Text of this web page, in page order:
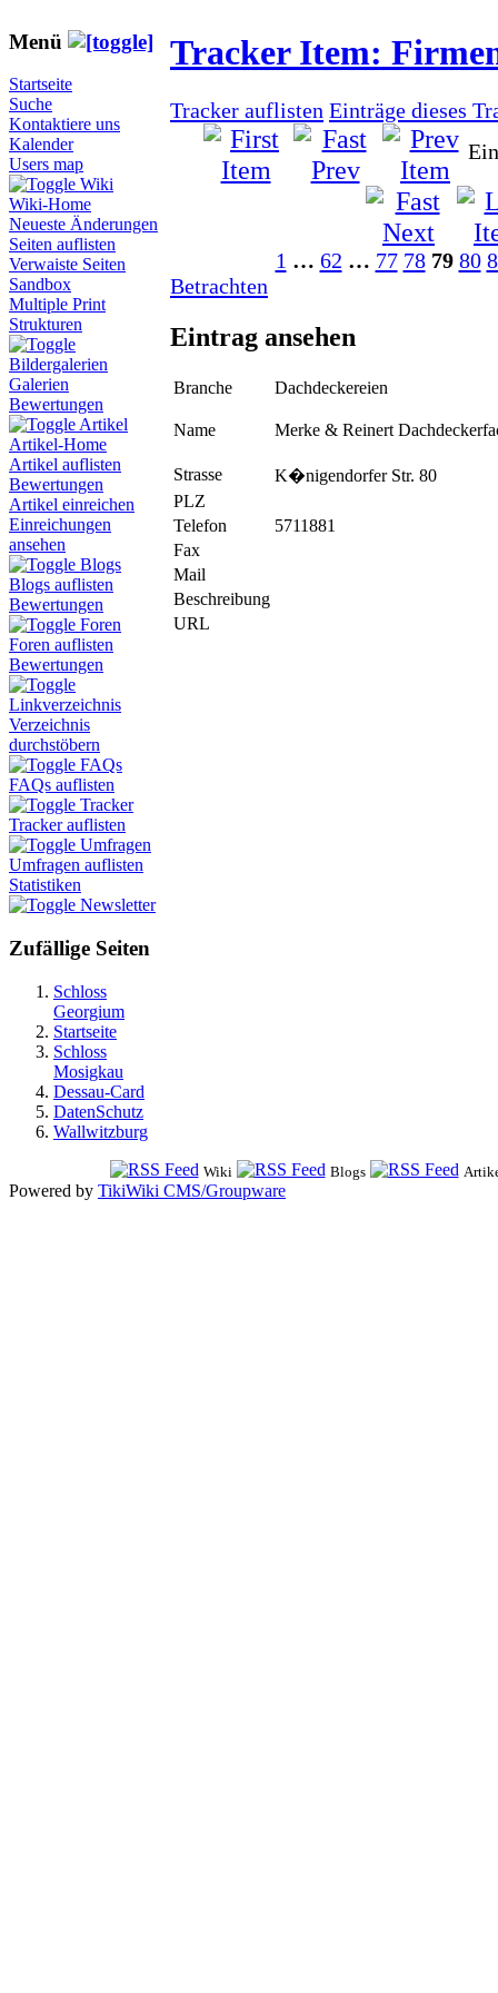
Menü
Startseite
Suche
Kontaktiere uns
Kalender
Users map
Wiki
Wiki-Home
Neueste Änderungen
Seiten auflisten
Verwaiste Seiten
Sandbox
Multiple Print
Strukturen
Bildergalerien
Galerien
Bewertungen
Artikel
Artikel-Home
Artikel auflisten
Bewertungen
Artikel einreichen
Einreichungen
ansehen
Blogs
Blogs auflisten
Bewertungen
Foren
Foren auflisten
Bewertungen
Linkverzeichnis
Verzeichnis
durchstöbern
FAQs
FAQs auflisten
Tracker
Tracker auflisten
Umfragen
Umfragen auflisten
Statistiken
Newsletter
Zufällige Seiten
Schloss
Georgium
Startseite
Schloss
Mosigkau
Dessau-Card
DatenSchutz
Wallwitzburg
Tracker Item:
Tracker auflisten Einträge dieses
1 … 62 … 77 78 79 80
Betrachten
Eintrag ansehen
Branche Dachdeckereien
Name Merke & Reinert
Strasse
K�nigendorfer Str. 80
PLZ
Telefon
5711881
Fax
Mail
Beschreibung
URL
Wiki Blogs
Powered by TikiWiki CMS/Groupware